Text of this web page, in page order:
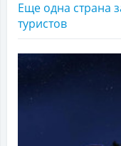
Еще одна страна
туристов